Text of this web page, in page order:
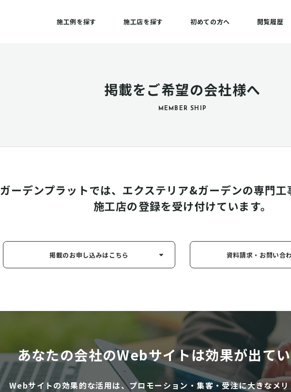
施工例を探す 施工店を探す 初めての方へ 閲覧履歴
掲載をご希望の会社様へ
MEMBER SHIP
ガーデンプラットでは、エクステリア&ガーデンの専門工
施工店の登録を受け付けています。
掲載のお申し込みはこちら 資料請求・お問い合
あなたの会社のWebサイトは効果が出て
Webサイトの効果的な活用は、プロモーション・集客・受注に大きなメ